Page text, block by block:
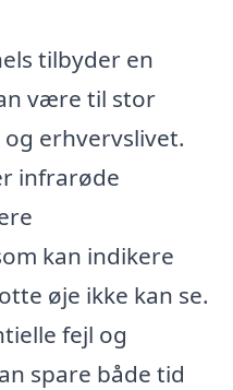
tilbyder en
være til stor
erhvervslivet.
infrarøde
kan indikere
øje ikke kan se.
fejl og
spare både tid